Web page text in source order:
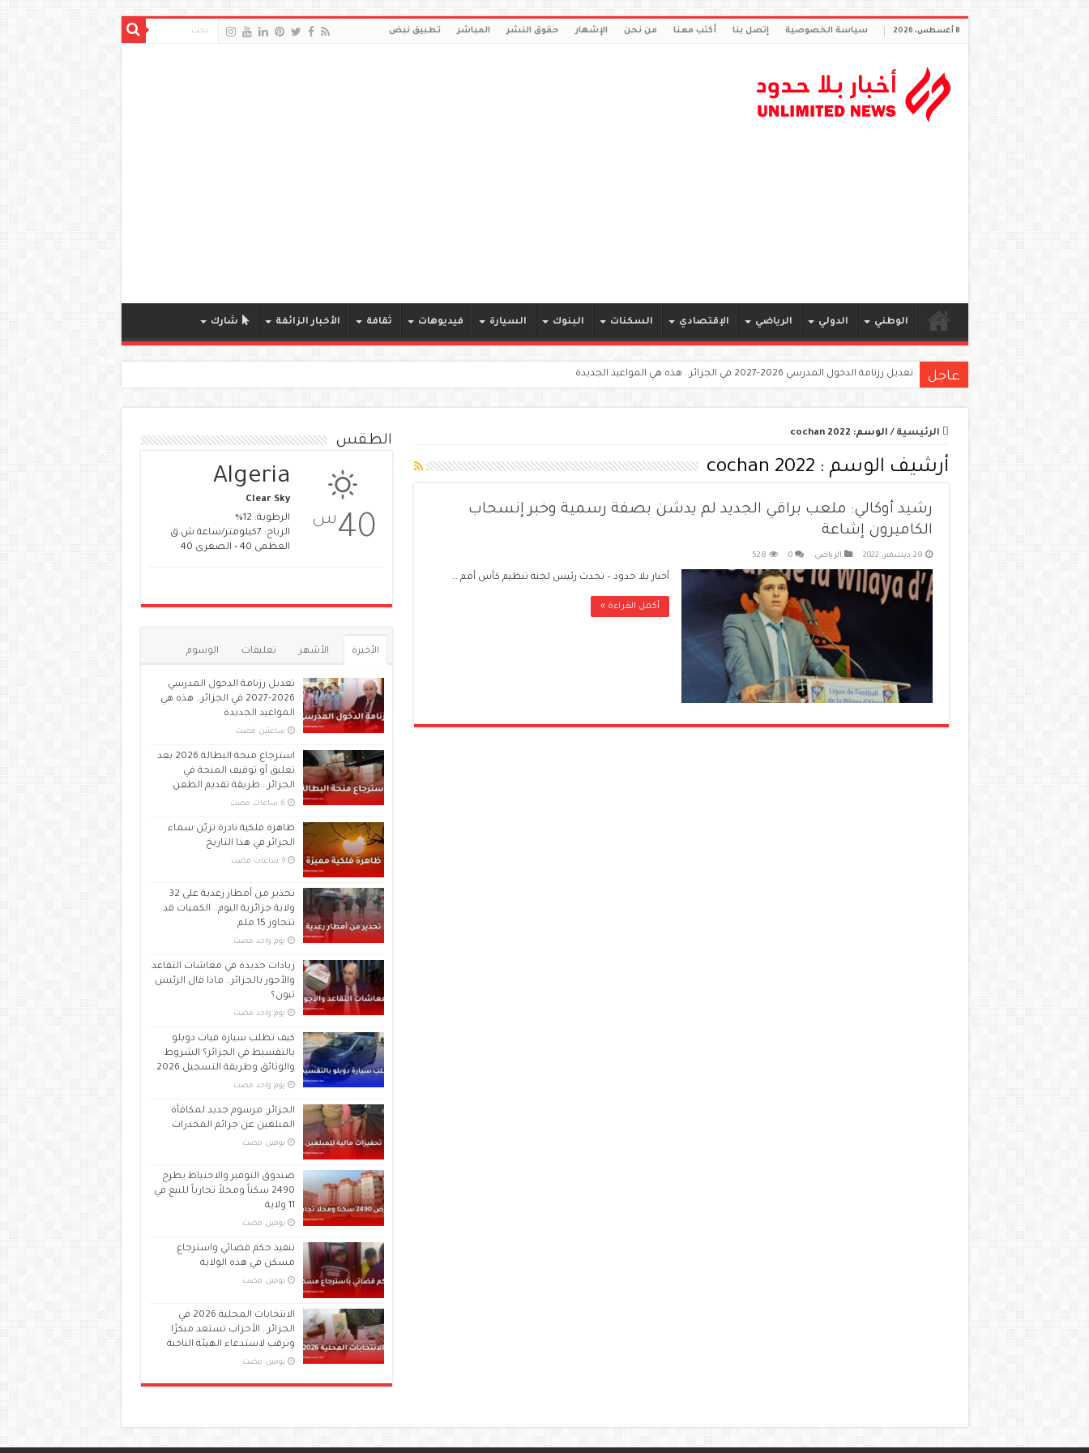
8 أغسطس، 2026 سياسة الخصوصية إتصل بنا أكتب معنا من نحن الإشهار حقوق النشر المباشر تطبيق نبض
الوطني الدولي الرياضي الإقتصادي السكنات البنوك السيارة فيديوهات ثقافة الأخبار الزائفة شارك
عاجل تعديل رزنامة الدخول المدرسي 2026-2027 في الجزائر.. هذه هي المواعيد الجديدة
الرئيسية / الوسم: cochan 2022
أرشيف الوسم : cochan 2022
رشيد أوكالي: ملعب براقي الجديد لم يدشن بصفة رسمية وخبر إنسحاب
الكاميرون إشاعة
29 ديسمبر، 2022 الرياضي 0
528
أخبار بلا حدود – تحدث رئيس لجنة تنظيم كأس أمم …
أكمل القراءة »
الطقس
40س
Algeria
Clear Sky
الرطوبة: 12%
الرياح: 7كيلومتر/ساعة ش.ق
العظمى 40 • الصغرى 40
الأخيرة الأشهر تعليقات الوسوم
تعديل رزنامة الدخول المدرسي
2026-2027 في الجزائر.. هذه هي
المواعيد الجديدة
‏ساعتين مضت
استرجاع منحة البطالة 2026 بعد
تعليق أو توقيف المنحة في
الجزائر.. طريقة تقديم الطعن
ظاهرة فلكية نادرة تزيّن سماء
الجزائر في هذا التاريخ
‏9 ساعات مضت
تحذير من أمطار رعدية على 32
ولاية جزائرية اليوم.. الكميات قد
تتجاوز 15 ملم
‏يوم واحد مضت
زيادات جديدة في معاشات التقاعد
والأجور بالجزائر.. ماذا قال الرئيس
تبون؟
‏يوم واحد مضت
كيف تطلب سيارة فيات دوبلو
بالتقسيط في الجزائر؟ الشروط
والوثائق وطريقة التسجيل 2026
‏يوم واحد مضت
الجزائر: مرسوم جديد لمكافأة
المبلغين عن جرائم المخدرات
‏يومين مضت
صندوق التوفير والاحتياط يطرح
2490 سكناً ومحلاً تجارياً للبيع في
11 ولاية
‏يومين مضت
تنفيذ حكم قضائي واسترجاع
مسكن في هذه الولاية
‏يومين مضت
الانتخابات المحلية 2026 في
الجزائر.. الأحزاب تستعد مبكرًا
وترقب لاستدعاء الهيئة الناخبة
‏يومين مضت